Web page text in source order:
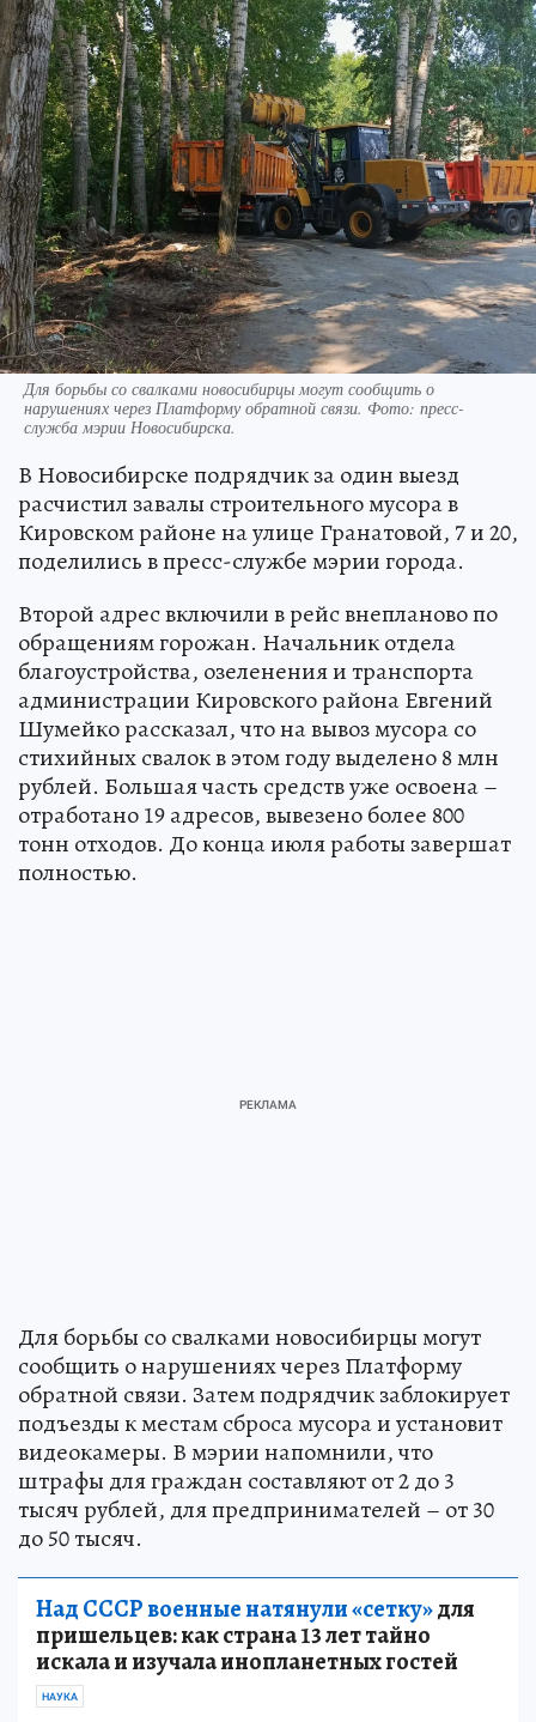
Для борьбы со свалками новосибирцы могут сообщить о
нарушениях через Платформу обратной связи. Фото: пресс-
служба мэрии Новосибирска.
В Новосибирске подрядчик за один выезд
расчистил завалы строительного мусора в
Кировском районе на улице Гранатовой, 7 и 20,
поделились в пресс-службе мэрии города.
Второй адрес включили в рейс внепланово по
обращениям горожан. Начальник отдела
благоустройства, озеленения и транспорта
администрации Кировского района Евгений
Шумейко рассказал, что на вывоз мусора со
стихийных свалок в этом году выделено 8 млн
рублей. Большая часть средств уже освоена –
отработано 19 адресов, вывезено более 800
тонн отходов. До конца июля работы завершат
полностью.
Для борьбы со свалками новосибирцы могут
сообщить о нарушениях через Платформу
обратной связи. Затем подрядчик заблокирует
подъезды к местам сброса мусора и установит
видеокамеры. В мэрии напомнили, что
штрафы для граждан составляют от 2 до 3
тысяч рублей, для предпринимателей – от 30
до 50 тысяч.
Над СССР военные натянули «сетку»для
пришельцев: как страна 13 лет тайно
искала и изучала инопланетных гостей
НАУКА